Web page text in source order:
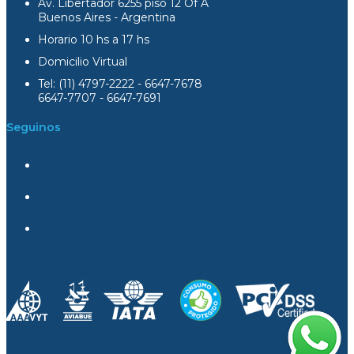
Av. Libertador 6255 piso 12 Of A
Buenos Aires - Argentina
Horario 10 hs a 17 hs
Domicilio Virtual
Tel: (11) 4797-2222 - 6647-7678
6647-7707 - 6647-7691
Seguinos